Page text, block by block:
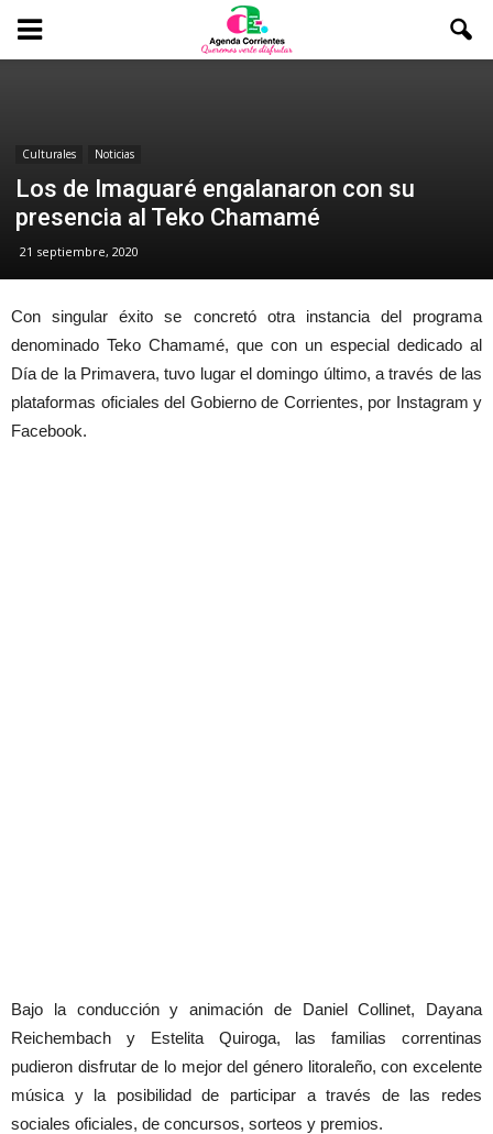
Culturales Noticias
Los de Imaguaré engalanaron con su
presencia al Teko Chamamé
21 septiembre, 2020
Con singular éxito se concretó otra instancia del programa
denominado Teko Chamamé, que con un especial dedicado al
Día de la Primavera, tuvo lugar el domingo último, a través de las
plataformas oficiales del Gobierno de Corrientes, por Instagram y
Facebook.
Bajo la conducción y animación de Daniel Collinet, Dayana
Reichembach y Estelita Quiroga, las familias correntinas
pudieron disfrutar de lo mejor del género litoraleño, con excelente
música y la posibilidad de participar a través de las redes
sociales oficiales, de concursos, sorteos y premios.